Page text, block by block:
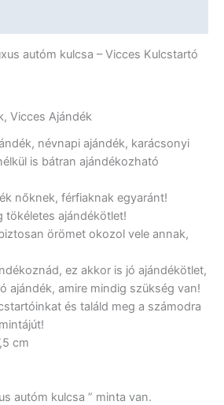
autóm kulcsa – Vicces Kulcstartó
Vicces Ajándék
névnapi ajándék, karácsonyi
is bátran ajándékozható
nőknek, férfiaknak egyaránt!
tökéletes ajándékötlet!
örömet okozol vele annak,
ez akkor is jó ajándékötlet,
ajándék, amire mindig szükség van!
és találd meg a számodra
cm
autóm kulcsa ” minta van.